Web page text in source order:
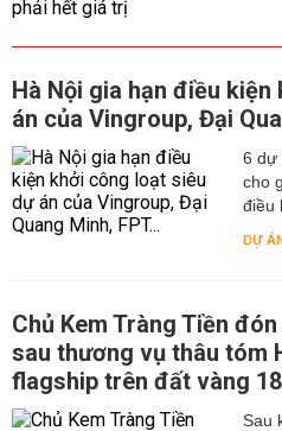
Hà Nội gia hạn điều
án của Vingroup, Đại
6 dự
cho
điều
DỰ
Chủ Kem Tràng Tiền
sau thương vụ thâu tóm
flagship trên đất vàng
Sau